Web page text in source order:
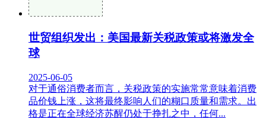
世贸组织发出：美国最新关税政策或将激发全
球
2025-06-05
对于通俗消费者而言，关税政策的实施常常意味着消费
品价钱上涨，这将最终影响人们的糊口质量和需求。出
格是正在全球经济苏醒仍处于挣扎之中，任何...